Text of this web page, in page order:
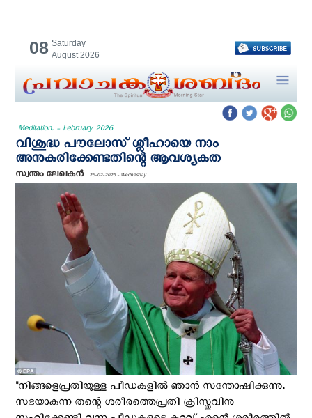
08 Saturday
August 2026
Meditation. - February 2026
വിശുദ്ധ പൗലോസ് ശ്ലീഹായെ നാം
അനുകരിക്കേണ്ടതിന്റെ ആവശ്യകത
സ്വന്തം ലേഖകന്‍ 26-02-2025 - Wednesday
"നിങ്ങളെപ്രതിയുള്ള പീഡകളില്‍ ഞാന്‍ സന്തോഷിക്കുന്നു.
സഭയാകുന്ന തന്റെ ശരീരത്തെപ്രതി ക്രിസ്തുവിനു